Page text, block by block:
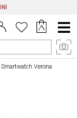
Menu
główne
Verona